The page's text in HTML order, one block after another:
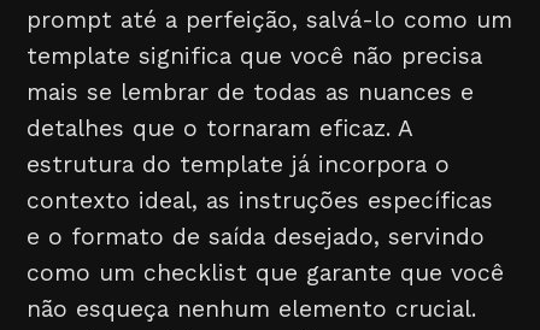
prompt até a perfeição, salvá-lo como um
template significa que você não precisa
mais se lembrar de todas as nuances e
detalhes que o tornaram eficaz. A
estrutura do template já incorpora o
contexto ideal, as instruções específicas
e o formato de saída desejado, servindo
como um checklist que garante que você
não esqueça nenhum elemento crucial.